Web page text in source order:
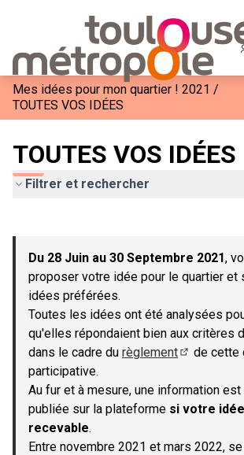
Mes idées pour mon quartier ! 2021 /
TOUTES VOS IDÉES
TOUTES VOS IDÉES
Filtrer et rechercher
−
Du 28 Juin au 30 Septembre 2021,
proposer votre idée pour le quartier et
idées préférées.
Toutes les idées ont été analysées
qu'elles répondaient bien aux critères
dans le cadre du règlement
de cette
participative.
Au fur et à mesure, une information
publiée sur la plateforme si votre
recevable.
Entre novembre 2021 et mars 2022,